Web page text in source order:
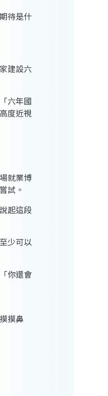
待是什
建設六
六年國
度近視
就業博
試。
起這段
少可以
你還會
摸鼻